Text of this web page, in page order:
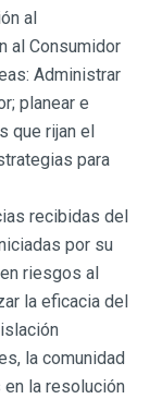
al
al Consumidor
Administrar
planear e
que rijan el
para
recibidas del
por su
riesgos al
la eficacia del
la comunidad
la resolución